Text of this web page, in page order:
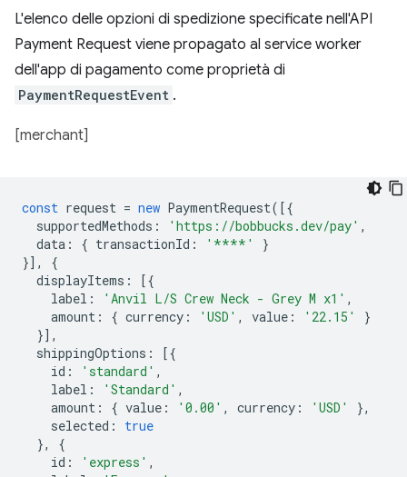
L'elenco delle opzioni di spedizione specificate nell'API
Payment Request viene propagato al service worker
dell'app di pagamento come proprietà di
PaymentRequestEvent .
[merchant]
const request = new PaymentRequest([{
supportedMethods : 'https://bobbucks.dev/pay' ,
data : { transactionId : '****'
}
}],
{
displayItems :
[{
label : 'Anvil L/S Crew Neck - Grey M x1' ,
amount : { currency : 'USD' , value : '22.15'
}
}],
shippingOptions :
[{
id : 'standard' ,
label : 'Standard' ,
amount : { value : '0.00' , currency : 'USD'
},
selected :
true
},
{
id : 'express' ,